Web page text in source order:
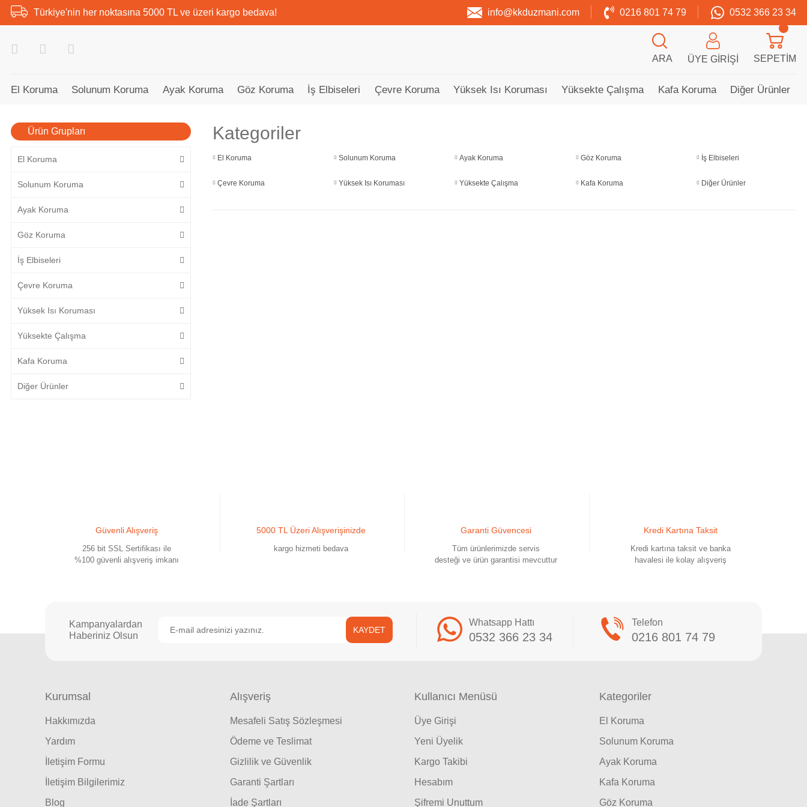
Türkiye'nin her noktasına 5000 TL ve üzeri kargo bedava! info@kkduzmani.com 0216 801 74 79 0532 366 23 34
ARA ÜYE GIRIŞI SEPETIM
El Koruma Solunum Koruma Ayak Koruma Göz Koruma İş Elbiseleri Çevre Koruma Yüksek Isı Koruması Yüksekte Çalışma Kafa Koruma Diğer Ürünler
Ürün Grupları
El Koruma
Solunum Koruma
Ayak Koruma
Göz Koruma
İş Elbiseleri
Çevre Koruma
Yüksek Isı Koruması
Yüksekte Çalışma
Kafa Koruma
Diğer Ürünler
Kategoriler
El Koruma Solunum Koruma Ayak Koruma Göz Koruma İş Elbiseleri
Çevre Koruma Yüksek Isı Koruması Yüksekte Çalışma Kafa Koruma Diğer Ürünler
Güvenli Alışveriş
256 bit SSL Sertifikası ile
%100 güvenli alışveriş imkanı
5000 TL Üzeri Alışverişinizde
kargo hizmeti bedava
Garanti Güvencesi
Tüm ürünlerimizde servis
desteği ve ürün garantisi mevcuttur
Kredi Kartına Taksit
Kredi kartına taksit ve banka
havalesi ile kolay alışveriş
Kampanyalardan
Haberiniz Olsun
KAYDET
Whatsapp Hattı
0532 366 23 34
Telefon
0216 801 74 79
Kurumsal
Hakkımızda
Yardım
İletişim Formu
İletişim Bilgilerimiz
Blog
Alışveriş
Mesafeli Satış Sözleşmesi
Ödeme ve Teslimat
Gizlilik ve Güvenlik
Garanti Şartları
İade Şartları
Kullanıcı Menüsü
Üye Girişi
Yeni Üyelik
Kargo Takibi
Hesabım
Şifremi Unuttum
Kategoriler
El Koruma
Solunum Koruma
Ayak Koruma
Kafa Koruma
Göz Koruma